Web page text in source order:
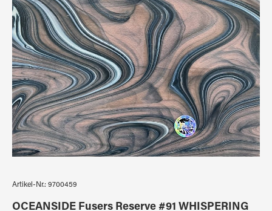
Artikel-Nr.: 9700459
OCEANSIDE Fusers Reserve #91 WHISPERING